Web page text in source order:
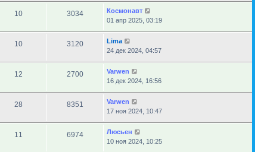
10 3034
Космонавт
01 апр 2025, 03:19
10 3120
Lima
24 дек 2024, 04:57
12 2700
Varwen
16 дек 2024, 16:56
28 8351
Varwen
17 ноя 2024, 10:47
11 6974
Люсьен
10 ноя 2024, 10:25